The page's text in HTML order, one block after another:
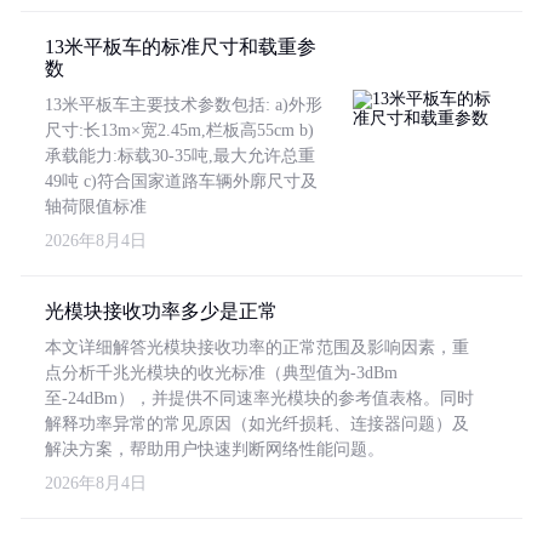
13米平板车的标准尺寸和载重参
数
13米平板车主要技术参数包括: a)外形
尺寸:长13m×宽2.45m,栏板高55cm b)
承载能力:标载30-35吨,最大允许总重
49吨 c)符合国家道路车辆外廓尺寸及
轴荷限值标准
2026年8月4日
光模块接收功率多少是正常
本文详细解答光模块接收功率的正常范围及影响因素，重
点分析千兆光模块的收光标准（典型值为-3dBm
至-24dBm），并提供不同速率光模块的参考值表格。同时
解释功率异常的常见原因（如光纤损耗、连接器问题）及
解决方案，帮助用户快速判断网络性能问题。
2026年8月4日